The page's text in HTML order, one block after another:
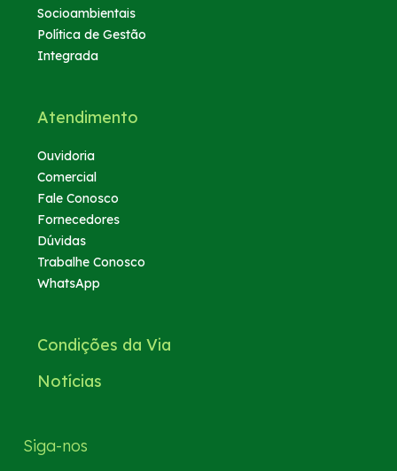
Socioambientais
Política de Gestão
Integrada
Atendimento
Ouvidoria
Comercial
Fale Conosco
Fornecedores
Dúvidas
Trabalhe Conosco
WhatsApp
Condições da Via
Notícias
Siga-nos